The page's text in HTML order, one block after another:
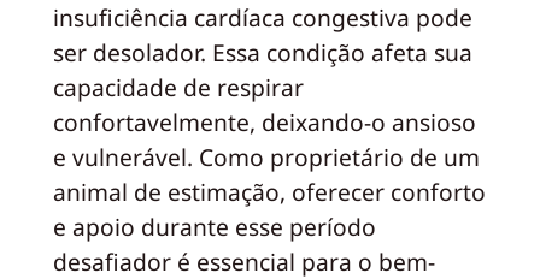
insuficiência cardíaca congestiva pode
ser desolador. Essa condição afeta sua
capacidade de respirar
confortavelmente, deixando-o ansioso
e vulnerável. Como proprietário de um
animal de estimação, oferecer conforto
e apoio durante esse período
desafiador é essencial para o bem-